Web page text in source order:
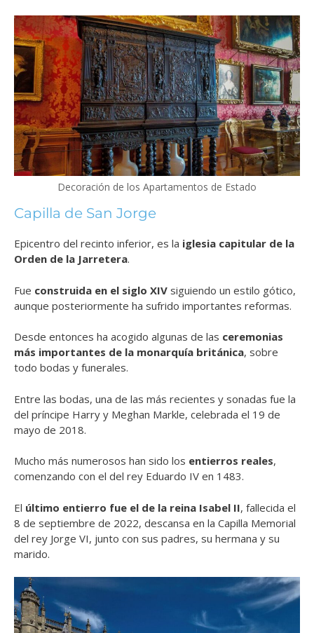
Decoración de los Apartamentos de Estado
Capilla de San Jorge
Epicentro del recinto inferior, es la iglesia capitular de la
Orden de la Jarretera.
Fue construida en el siglo XIV siguiendo un estilo gótico,
aunque posteriormente ha sufrido importantes reformas.
Desde entonces ha acogido algunas de las ceremonias
más importantes de la monarquía británica, sobre
todo bodas y funerales.
Entre las bodas, una de las más recientes y sonadas fue la
del príncipe Harry y Meghan Markle, celebrada el 19 de
mayo de 2018.
Mucho más numerosos han sido los entierros reales,
comenzando con el del rey Eduardo IV en 1483.
El último entierro fue el de la reina Isabel II, fallecida el
8 de septiembre de 2022, descansa en la Capilla Memorial
del rey Jorge VI, junto con sus padres, su hermana y su
marido.